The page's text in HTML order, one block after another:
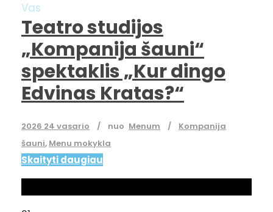
Vas
Teatro studijos
„Kompanija šauni“
spektaklis „Kur dingo
Edvinas Kratas?“
2026 24 vasario nuo Menum
Kompanija
šauni, Menu mokykla
Skaityti daugiau